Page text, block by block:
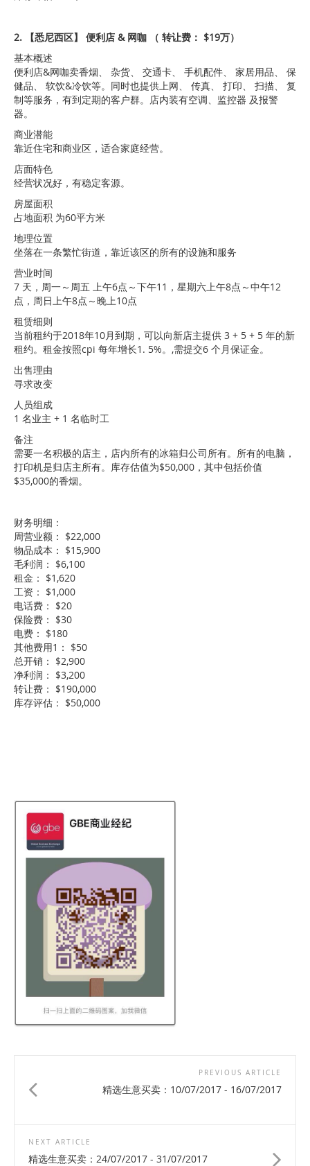
2. 【悉尼西区】 便利店 & 网咖 （ 转让费： $19万）
基本概述
便利店&网咖卖香烟、 杂货、 交通卡、 手机配件、 家居用品、 保
健品、 软饮&冷饮等。同时也提供上网、 传真、 打印、 扫描、 复
制等服务，有到定期的客户群。店内装有空调、监控器 及报警
器。
商业潜能
靠近住宅和商业区，适合家庭经营。
店面特色
经营状况好，有稳定客源。
房屋面积
占地面积 为60平方米
地理位置
坐落在一条繁忙街道，靠近该区的所有的设施和服务
营业时间
7 天，周一～周五 上午6点～下午11，星期六上午8点～中午12
点，周日上午8点～晚上10点
租赁细则
当前租约于2018年10月到期，可以向新店主提供 3 + 5 + 5 年的新
租约。租金按照cpi 每年增长1. 5%。,需提交6 个月保证金。
出售理由
寻求改变
人员组成
1 名业主 + 1 名临时工
备注
需要一名积极的店主，店内所有的冰箱归公司所有。所有的电脑，
打印机是归店主所有。库存估值为$50,000，其中包括价值
$35,000的香烟。
财务明细：
周营业额： $22,000
物品成本： $15,900
毛利润： $6,100
租金： $1,620
工资： $1,000
电话费： $20
保险费： $30
电费： $180
其他费用1： $50
总开销： $2,900
净利润： $3,200
转让费： $190,000
库存评估： $50,000
PREVIOUS ARTICLE
精选生意买卖：10/07/2017 - 16/07/2017
NEXT ARTICLE
精选生意买卖：24/07/2017 - 31/07/2017